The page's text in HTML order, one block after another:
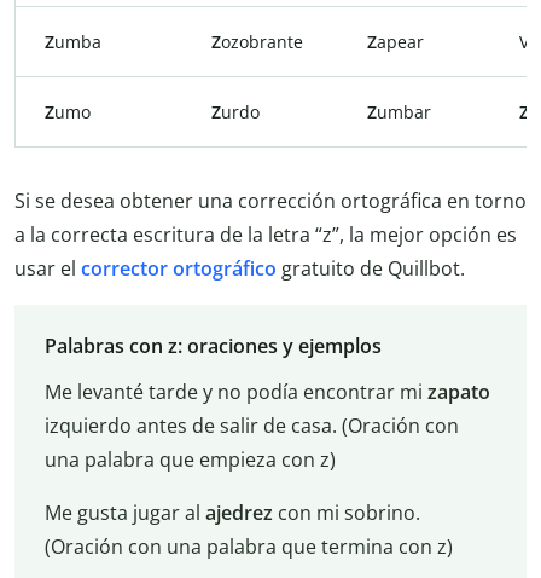
Zumba Zozobrante Zapear
Zumo Zurdo Zumbar Z
Si se desea obtener una corrección ortográfica en torno
a la correcta escritura de la letra “z”, la mejor opción es
usar el corrector ortográfico gratuito de Quillbot.
Palabras con z: oraciones y ejemplos
Me levanté tarde y no podía encontrar mi zapato
izquierdo antes de salir de casa. (Oración con
una palabra que empieza con z)
Me gusta jugar al ajedrezcon mi sobrino.
(Oración con una palabra que termina con z)